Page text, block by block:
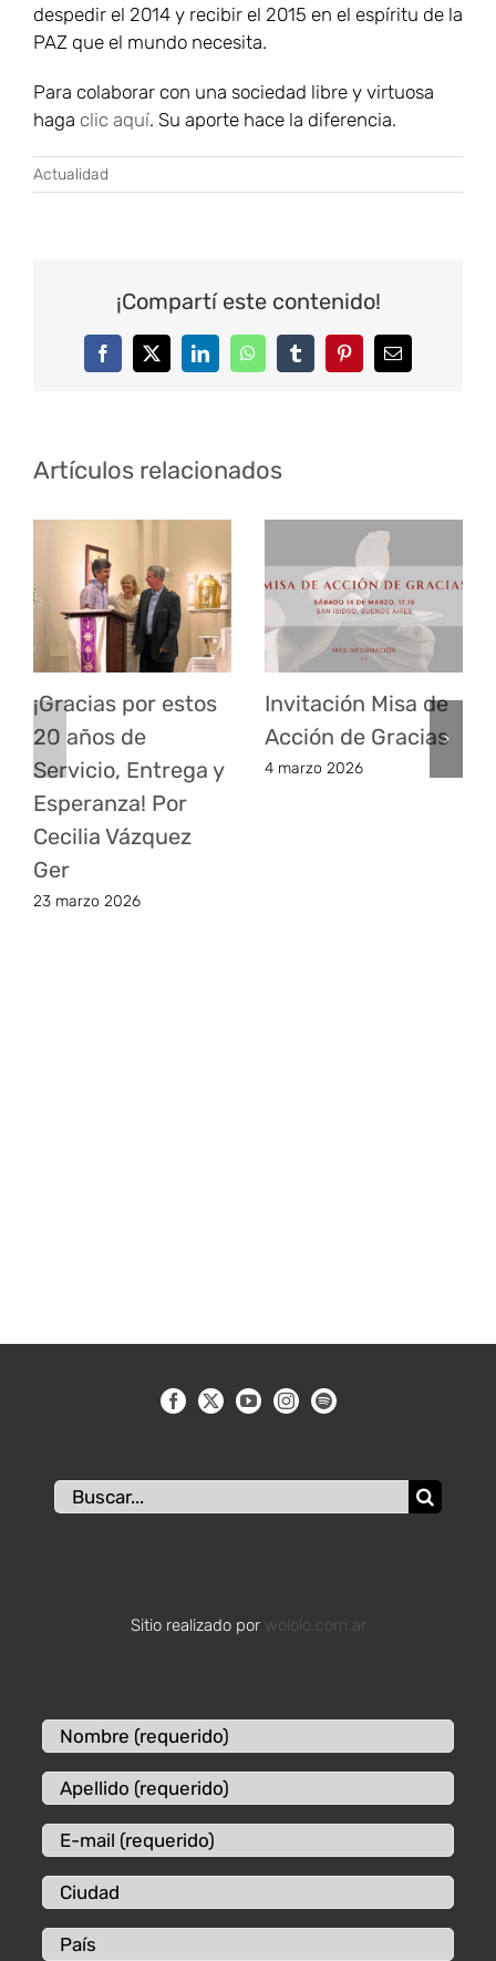
despedir el 2014 y recibir el 2015 en el espíritu de la
PAZ que el mundo necesita.
Para colaborar con una sociedad libre y virtuosa
haga clic aquí. Su aporte hace la diferencia.
Actualidad
¡Compartí este contenido!
FacebookTwitterLinkedInWhatsAppTumblrPinterestCorreo
electrónico
Artículos relacionados
¡Gracias por estos
20 años de
Servicio, Entrega y
Esperanza! Por
Cecilia Vázquez
Ger
23 marzo 2026
Invitación Misa de
Acción de Gracias
4 marzo 2026
Buscar:
Sitio realizado por wololo.com.ar